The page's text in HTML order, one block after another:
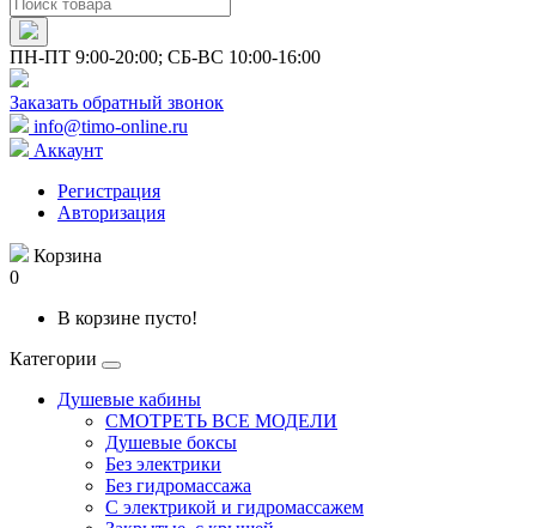
ПН-ПТ 9:00-20:00; СБ-ВС 10:00-16:00
Заказать обратный звонок
info@timo-online.ru
Аккаунт
Регистрация
Авторизация
Корзина
0
В корзине пусто!
Категории
Душевые кабины
СМОТРЕТЬ ВСЕ МОДЕЛИ
Душевые боксы
Без электрики
Без гидромассажа
С электрикой и гидромассажем